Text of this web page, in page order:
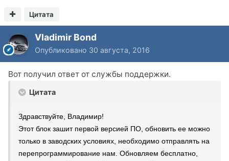
Цитата
Vladimir Bond
Опубликовано 30 августа, 2016
Вот получил ответ от службы поддержки.
Цитата
Здравствуйте, Владимир!
Этот блок зашит первой версией ПО, обновить ее можно
только в заводских условиях, необходимо отправлять на
перепрограммирование нам. Обновляем бесплатно,